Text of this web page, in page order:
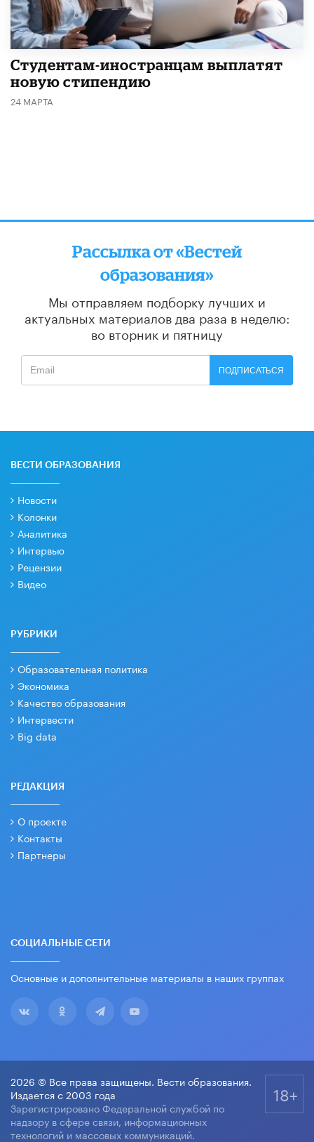
Студентам-иностранцам выплатят
новую стипендию
24 МАРТА
Рассылка от «Вестей
образования»
Мы отправляем подборку лучших и
актуальных материалов два раза в неделю:
во вторник и пятницу
ПОДПИСАТЬСЯ
ВЕСТИ ОБРАЗОВАНИЯ
Новости
Колонки
Аналитика
Интервью
Рецензии
Видео
РУБРИКИ
Образовательная политика
Экономика
Качество образования
Интервести
Big data
РЕДАКЦИЯ
О проекте
Контакты
Партнеры
СОЦИАЛЬНЫЕ СЕТИ
Основные и дополнительные материалы в наших группах
2026 © Все права защищены. Вести образования.
Издается с 2003 года
Зарегистрировано Федеральной службой по
надзору в сфере связи, информационных
технологий и массовых коммуникаций.
18+